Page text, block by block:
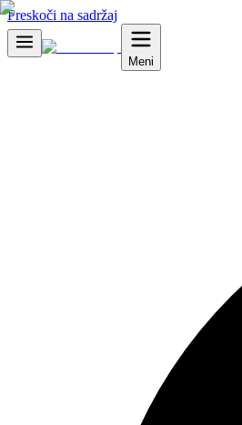
Preskoči na sadržaj
Meni